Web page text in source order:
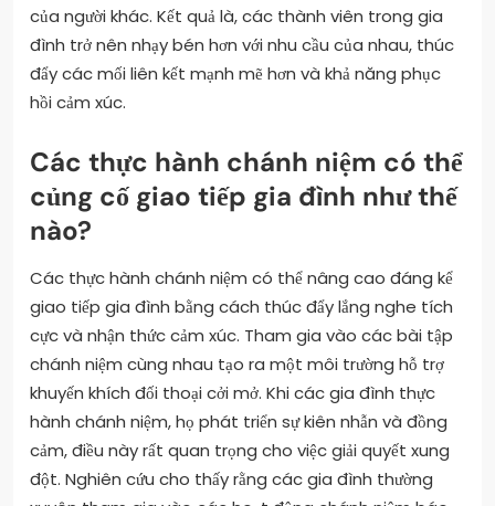
của người khác. Kết quả là, các thành viên trong gia
đình trở nên nhạy bén hơn với nhu cầu của nhau, thúc
đẩy các mối liên kết mạnh mẽ hơn và khả năng phục
hồi cảm xúc.
Các thực hành chánh niệm có thể
củng cố giao tiếp gia đình như thế
nào?
Các thực hành chánh niệm có thể nâng cao đáng kể
giao tiếp gia đình bằng cách thúc đẩy lắng nghe tích
cực và nhận thức cảm xúc. Tham gia vào các bài tập
chánh niệm cùng nhau tạo ra một môi trường hỗ trợ
khuyến khích đối thoại cởi mở. Khi các gia đình thực
hành chánh niệm, họ phát triển sự kiên nhẫn và đồng
cảm, điều này rất quan trọng cho việc giải quyết xung
đột. Nghiên cứu cho thấy rằng các gia đình thường